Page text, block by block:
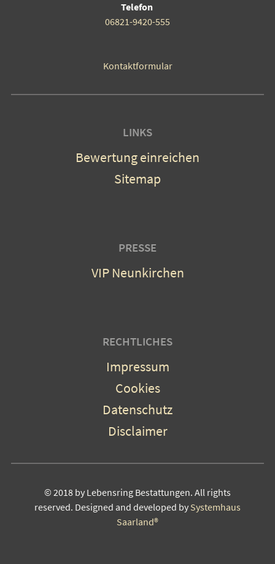
Telefon
06821-9420-555
Kontaktformular
LINKS
Bewertung einreichen
Sitemap
PRESSE
VIP Neunkirchen
RECHTLICHES
Impressum
Cookies
Datenschutz
Disclaimer
© 2018 by Lebensring Bestattungen. All rights
reserved. Designed and developed by Systemhaus
Saarland®